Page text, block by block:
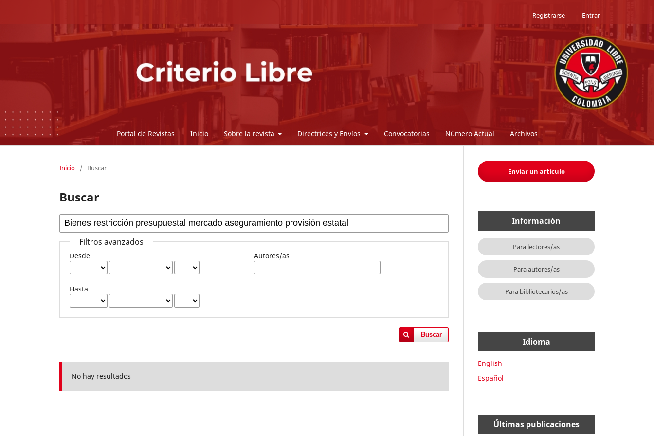
Portal de Revistas Inicio Sobre la revista Directrices y Envíos Convocatorias Número Actual Archivos
Registrarse Entrar
Inicio / Buscar
Buscar
Filtros avanzados
Desde
Hasta
Autores/as
Buscar
No hay resultados
Enviar un artículo
Información
Para lectores/as
Para autores/as
Para bibliotecarios/as
Idioma
English
Español
Últimas publicaciones